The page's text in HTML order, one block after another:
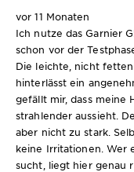
vor 11 Monaten
Ich nutze das Garnier
schon vor der
Die leichte, nicht
hinterlässt ein
gefällt mir, dass meine
strahlender aussieht.
aber nicht zu stark.
keine Irritationen. Wer
sucht, liegt hier genau